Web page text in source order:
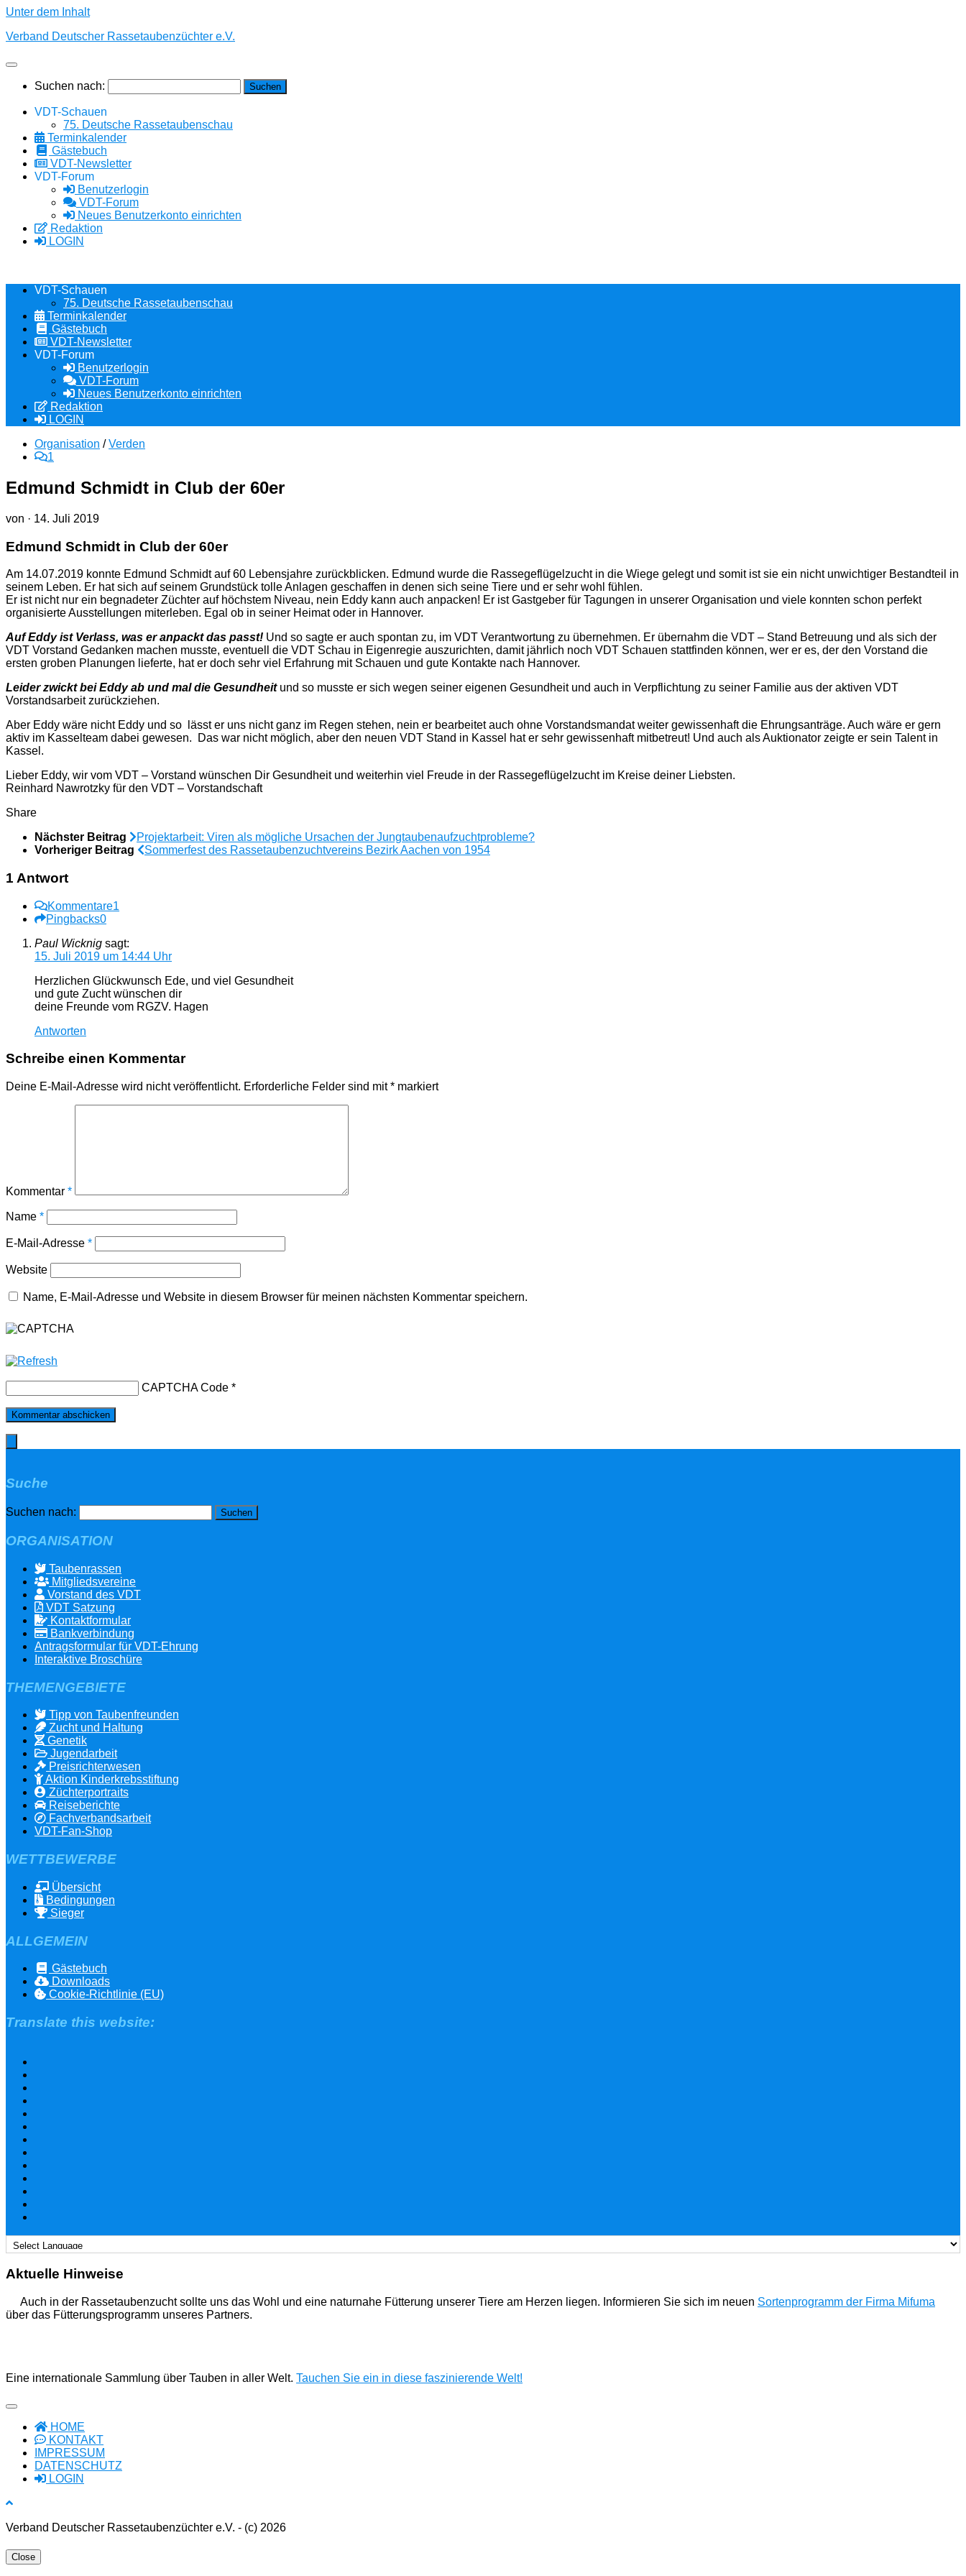
Unter dem Inhalt
Verband Deutscher Rassetaubenzüchter e.V.
Suchen nach:
VDT-Schauen
75. Deutsche Rassetaubenschau
Terminkalender
Gästebuch
VDT-Newsletter
VDT-Forum
Benutzerlogin
VDT-Forum
Neues Benutzerkonto einrichten
Redaktion
LOGIN
VDT-Schauen
75. Deutsche Rassetaubenschau
Terminkalender
Gästebuch
VDT-Newsletter
VDT-Forum
Benutzerlogin
VDT-Forum
Neues Benutzerkonto einrichten
Redaktion
LOGIN
Organisation / Verden
1
Edmund Schmidt in Club der 60er
von · 14. Juli 2019
Edmund Schmidt in Club der 60er
Am 14.07.2019 konnte Edmund Schmidt auf 60 Lebensjahre zurückblicken. Edmund wurde die Rassegeflügelzucht in die Wiege gelegt und somit ist sie ein nicht unwichtiger Bestandteil in
seinem Leben. Er hat sich auf seinem Grundstück tolle Anlagen geschaffen in denen sich seine Tiere und er sehr wohl fühlen.
Er ist nicht nur ein begnadeter Züchter auf höchstem Niveau, nein Eddy kann auch anpacken! Er ist Gastgeber für Tagungen in unserer Organisation und viele konnten schon perfekt
organisierte Ausstellungen miterleben. Egal ob in seiner Heimat oder in Hannover.
Auf Eddy ist Verlass, was er anpackt das passt! Und so sagte er auch spontan zu, im VDT Verantwortung zu übernehmen. Er übernahm die VDT – Stand Betreuung und als sich der
VDT Vorstand Gedanken machen musste, eventuell die VDT Schau in Eigenregie auszurichten, damit jährlich noch VDT Schauen stattfinden können, wer er es, der den Vorstand die
ersten groben Planungen lieferte, hat er doch sehr viel Erfahrung mit Schauen und gute Kontakte nach Hannover.
Leider zwickt bei Eddy ab und mal die Gesundheitund so musste er sich wegen seiner eigenen Gesundheit und auch in Verpflichtung zu seiner Familie aus der aktiven VDT
Vorstandsarbeit zurückziehen.
Aber Eddy wäre nicht Eddy und so lässt er uns nicht ganz im Regen stehen, nein er bearbeitet auch ohne Vorstandsmandat weiter gewissenhaft die Ehrungsanträge. Auch wäre er gern
aktiv im Kasselteam dabei gewesen. Das war nicht möglich, aber den neuen VDT Stand in Kassel hat er sehr gewissenhaft mitbetreut! Und auch als Auktionator zeigte er sein Talent in
Kassel.
Lieber Eddy, wir vom VDT – Vorstand wünschen Dir Gesundheit und weiterhin viel Freude in der Rassegeflügelzucht im Kreise deiner Liebsten.
Reinhard Nawrotzky für den VDT – Vorstandschaft
Share
Nächster Beitrag
Projektarbeit: Viren als mögliche Ursachen der Jungtaubenaufzuchtprobleme?
Vorheriger Beitrag
Sommerfest des Rassetaubenzuchtvereins Bezirk Aachen von 1954
1 Antwort
Kommentare1
Pingbacks0
Paul Wicknig sagt:
15. Juli 2019 um 14:44 Uhr
Herzlichen Glückwunsch Ede, und viel Gesundheit
und gute Zucht wünschen dir
deine Freunde vom RGZV. Hagen
Antworten
Schreibe einen Kommentar
Deine E-Mail-Adresse wird nicht veröffentlicht. Erforderliche Felder sind mit* markiert
Kommentar *
Name *
E-Mail-Adresse *
Website
Name, E-Mail-Adresse und Website in diesem Browser für meinen nächsten Kommentar speichern.
CAPTCHA Code *
Suche
Suchen nach:
ORGANISATION
Taubenrassen
Mitgliedsvereine
Vorstand des VDT
VDT Satzung
Kontaktformular
Bankverbindung
Antragsformular für VDT-Ehrung
Interaktive Broschüre
THEMENGEBIETE
Tipp von Taubenfreunden
Zucht und Haltung
Genetik
Jugendarbeit
Preisrichterwesen
Aktion Kinderkrebsstiftung
Züchterportraits
Reiseberichte
Fachverbandsarbeit
VDT-Fan-Shop
WETTBEWERBE
Übersicht
Bedingungen
Sieger
ALLGEMEIN
Gästebuch
Downloads
Cookie-Richtlinie (EU)
Translate this website:
Aktuelle Hinweise
Auch in der Rassetaubenzucht sollte uns das Wohl und eine naturnahe Fütterung unserer Tiere am Herzen liegen. Informieren Sie sich im neuen Sortenprogramm der Firma Mifuma
über das Fütterungsprogramm unseres Partners.
Eine internationale Sammlung über Tauben in aller Welt. Tauchen Sie ein in diese faszinierende Welt!
HOME
KONTAKT
IMPRESSUM
DATENSCHUTZ
LOGIN
Verband Deutscher Rassetaubenzüchter e.V. - (c) 2026
Close